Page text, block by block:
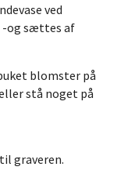
ved
-og sættes af
blomster på
stå noget på
graveren.